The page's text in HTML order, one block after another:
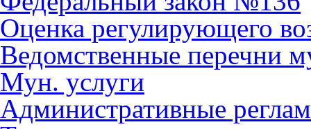
Оценка регулирующего
Ведомственные перечни
Мун. услуги
Административные